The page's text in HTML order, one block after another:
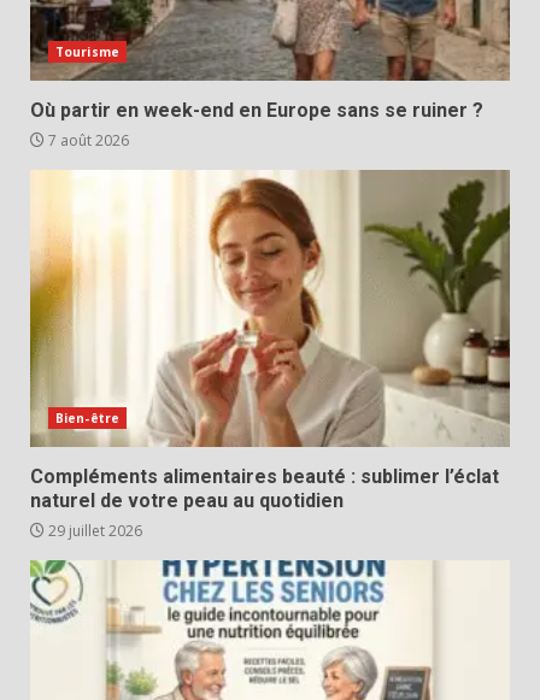
Tourisme
Où partir en week-end en Europe sans se ruiner ?
7 août 2026
Bien-être
Compléments alimentaires beauté : sublimer l’éclat
naturel de votre peau au quotidien
29 juillet 2026